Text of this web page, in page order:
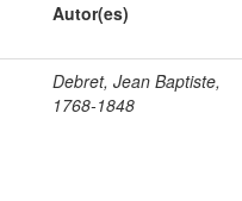
Autor(es)
Debret, Jean Baptiste,
1768-1848